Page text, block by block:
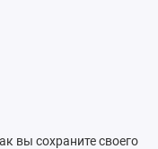
вы сохраните своего